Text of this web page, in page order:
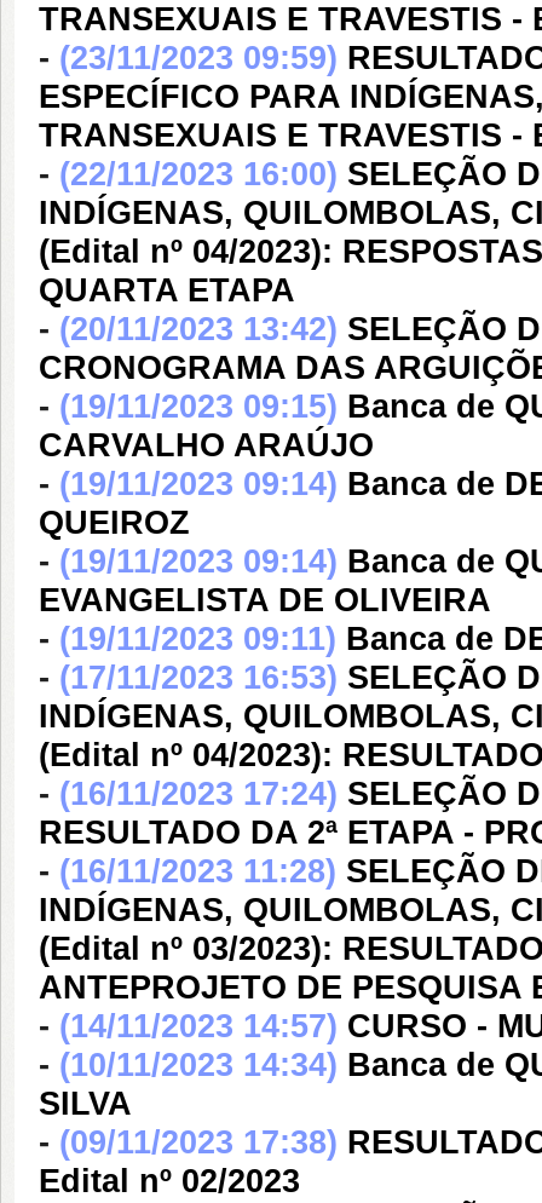
TRANSEXUAIS E TRAVESTIS -
- (23/11/2023 09:59)
ESPECÍFICO PARA
TRANSEXUAIS E TRAVESTIS -
- (22/11/2023 16:00) SELEÇÃO
INDÍGENAS, QUILOMBOLAS,
(Edital nº 04/2023):
QUARTA ETAPA
- (20/11/2023 13:42) SELEÇÃO
CRONOGRAMA DAS
- (19/11/2023 09:15) Banca de
CARVALHO ARAÚJO
- (19/11/2023 09:14) Banca de
QUEIROZ
- (19/11/2023 09:14) Banca de
EVANGELISTA DE OLIVEIRA
- (19/11/2023 09:11) Banca de
- (17/11/2023 16:53) SELEÇÃO
INDÍGENAS, QUILOMBOLAS,
(Edital nº 04/2023):
- (16/11/2023 17:24) SELEÇÃO
RESULTADO DA 2ª ETAPA -
- (16/11/2023 11:28) SELEÇÃO
INDÍGENAS, QUILOMBOLAS,
(Edital nº 03/2023):
ANTEPROJETO DE PESQUISA
- (14/11/2023 14:57) CURSO -
- (10/11/2023 14:34) Banca de
SILVA
- (09/11/2023 17:38)
Edital nº 02/2023